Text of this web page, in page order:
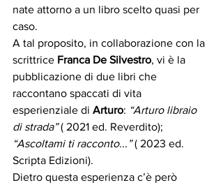
nate attorno a un libro scelto quasi per
caso.
A tal proposito, in collaborazione con la
scrittrice Franca De Silvestro, vi è la
pubblicazione di due libri che
raccontano spaccati di vita
esperienziale di Arturo: “Arturo libraio
di strada” ( 2021 ed. Reverdito);
“Ascoltami ti racconto...” ( 2023 ed.
Scripta Edizioni).
Dietro questa esperienza c’è però